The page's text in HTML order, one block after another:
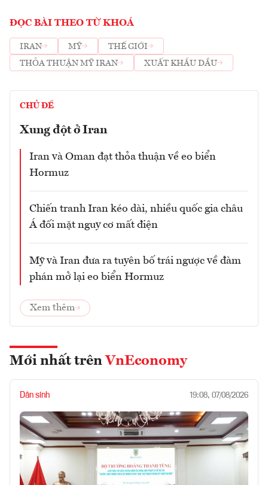
ĐỌC BÀI THEO TỪ KHOÁ
IRAN MỸ
THẾ GIỚI
THỎA THUẬN MỸ IRAN
XUẤT KHẨU DẦU
CHỦ ĐỀ
Xung đột ở Iran
Iran và Oman đạt thỏa thuận về eo biển
Hormuz
Chiến tranh Iran kéo dài, nhiều quốc gia châu
Á đối mặt nguy cơ mất điện
Mỹ và Iran đưa ra tuyên bố trái ngược về đàm
phán mở lại eo biển Hormuz
Xem thêm
Mới nhất trên VnEconomy
Dân sinh 19:08, 07/08/2026